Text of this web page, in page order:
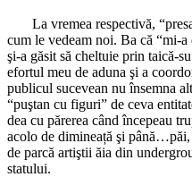
La vremea respectivă,
cum le vedeam noi. Ba că “mi-
şi-a găsit să cheltuie prin taică-
efortul meu de aduna şi a
publicul sucevean nu însemna
“puştan cu figuri” de ceva
dea cu părerea când începeau
acolo de dimineață şi până…păi,
de parcă artiştii ăia din
statului.